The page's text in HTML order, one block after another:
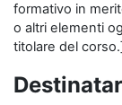
formativo in
o altri elementi
titolare del